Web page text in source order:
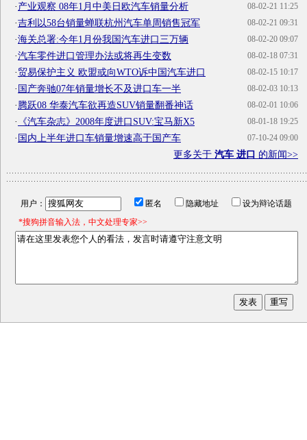
08-02-21 11:25
·产业观察 08年1月中美日欧汽车销量分析
08-02-21 09:31
·吉利以58台销量蝉联杭州汽车单周销售冠军
08-02-20 09:07
·海关总署:今年1月份我国汽车进口三万辆
08-02-18 07:31
·汽车零件进口管理办法或将再生变数
08-02-15 10:17
·贸易保护主义 欧盟或向WTO诉中国汽车进口
08-02-03 10:13
·国产奔驰07年销量增长不及进口车一半
08-02-01 10:06
· 腾跃08 华泰汽车欲再造SUV销量翻番神话
08-01-18 19:25
· 《汽车杂志》2008年度进口SUV:宝马新X5
07-10-24 09:00
·国内上半年进口车销量增速高于国产车
更多关于 汽车 进口 的新闻>>
用户： 匿名 隐藏地址
设为辩论话题
*搜狗拼音输入法，中文处理专家>>